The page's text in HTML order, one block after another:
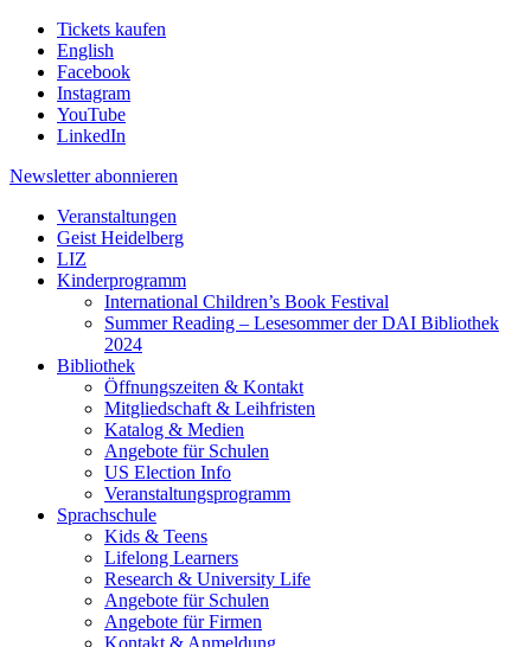
Tickets kaufen
English
Facebook
Instagram
YouTube
LinkedIn
Newsletter abonnieren
Veranstaltungen
Geist Heidelberg
LIZ
Kinderprogramm
International Children’s Book Festival
Summer Reading – Lesesommer der DAI Bibliothek
2024
Bibliothek
Öffnungszeiten & Kontakt
Mitgliedschaft & Leihfristen
Katalog & Medien
Angebote für Schulen
US Election Info
Veranstaltungsprogramm
Sprachschule
Kids & Teens
Lifelong Learners
Research & University Life
Angebote für Schulen
Angebote für Firmen
Kontakt & Anmeldung